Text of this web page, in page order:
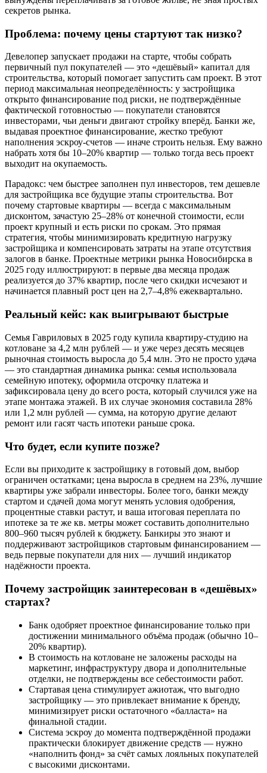
секретов рынка.
Проблема: почему цены стартуют так низко?
Девелопер запускает продажи на старте, чтобы собрать
первичный пул покупателей — это «дешёвый» капитал для
строительства, который помогает запустить сам проект. В этот
период максимальная неопределённость: у застройщика
открыто финансирование под риски, не подтверждённые
фактической готовностью — покупатели становятся
инвесторами, чьи деньги двигают стройку вперёд. Банки же,
выдавая проектное финансирование, жестко требуют
наполнения эскроу-счетов — иначе строить нельзя. Ему важно
набрать хотя бы 10–20% квартир — только тогда весь проект
выходит на окупаемость.
Парадокс: чем быстрее заполнен пул инвесторов, тем дешевле
для застройщика все будущие этапы строительства. Вот
почему стартовые квартиры — всегда с максимальным
дисконтом, зачастую 25–28% от конечной стоимости, если
проект крупный и есть риски по срокам. Это прямая
стратегия, чтобы минимизировать кредитную нагрузку
застройщика и компенсировать затраты на этапе отсутствия
залогов в банке. Проектные метрики рынка Новосибирска в
2025 году иллюстрируют: в первые два месяца продаж
реализуется до 37% квартир, после чего скидки исчезают и
начинается плавный рост цен на 2,7–4,8% ежеквартально.
Реальный кейс: как выигрывают быстрые
Семья Гавриловых в 2025 году купила квартиру-студию на
котловане за 4,2 млн рублей — и уже через десять месяцев
рыночная стоимость выросла до 5,4 млн. Это не просто удача
— это стандартная динамика рынка: семья использовала
семейную ипотеку, оформила отсрочку платежа и
зафиксировала цену до всего роста, который случился уже на
этапе монтажа этажей. В их случае экономия составила 28%
или 1,2 млн рублей — сумма, на которую другие делают
ремонт или гасят часть ипотеки раньше срока.
Что будет, если купите позже?
Если вы приходите к застройщику в готовый дом, выбор
ограничен остатками; цена выросла в среднем на 23%, лучшие
квартиры уже забрали инвесторы. Более того, банки между
стартом и сдачей дома могут менять условия одобрения,
процентные ставки растут, и ваша итоговая переплата по
ипотеке за те же кв. метры может составить дополнительно
800–960 тысяч рублей к бюджету. Банкиры это знают и
поддерживают застройщиков стартовым финансированием —
ведь первые покупатели для них — лучший индикатор
надёжности проекта.
Почему застройщик заинтересован в «дешёвых»
стартах?
Банк одобряет проектное финансирование только при
достижении минимального объёма продаж (обычно 10–
20% квартир).
В стоимость на котловане не заложены расходы на
маркетинг, инфраструктуру двора и дополнительные
отделки, не подтверждены все себестоимости работ.
Стартавая цена стимулирует ажиотаж, что выгодно
застройщику — это привлекает внимание к бренду,
минимизирует риски остаточного «балласта» на
финальной стадии.
Система эскроу до момента подтверждённой продажи
практически блокирует движение средств — нужно
«наполнить фонд» за счёт самых лояльных покупателей
с высокими дисконтами.